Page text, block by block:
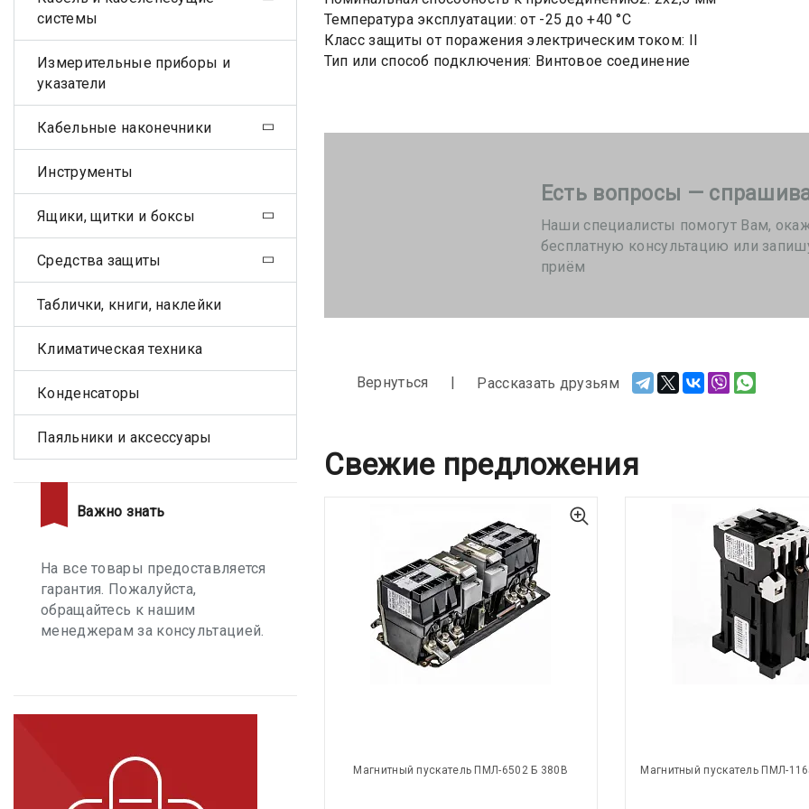
Температура эксплуатации: от -25 до +40 °C
Класс защиты от поражения электрическим током: II
Тип или способ подключения: Винтовое соединение
Есть вопросы —
Наши специалисты помогут Вам,
бесплатную консультацию или
приём
Вернуться Рассказать друзьям
Свежие предложения
Магнитный пускатель ПМЛ-6502 Б 380В Магнитный пускатель ПМЛ-
системы
Измерительные приборы и
указатели
Кабельные наконечники
Инструменты
Ящики, щитки и боксы
Средства защиты
Таблички, книги, наклейки
Климатическая техника
Конденсаторы
Паяльники и аксессуары
Важно знать
На все товары предоставляется
гарантия. Пожалуйста,
обращайтесь к нашим
менеджерам за консультацией.